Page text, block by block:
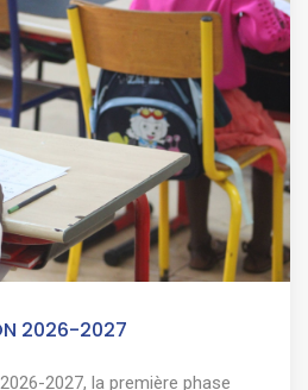
2026-2027
2027, la première phase